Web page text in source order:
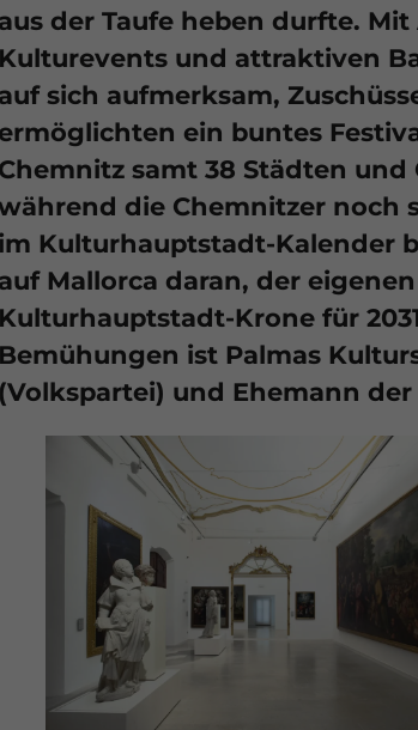
aus der Taufe heben durfte.
Kulturevents und attraktiven
auf sich aufmerksam,
ein buntes
Chemnitz samt 38 Städten
die Chemnitzer noch
im Kulturhauptstadt-Kalender
auf Mallorca daran, der
Kulturhauptstadt-Krone für
Bemühungen ist Palmas
(Volkspartei) und Ehemann